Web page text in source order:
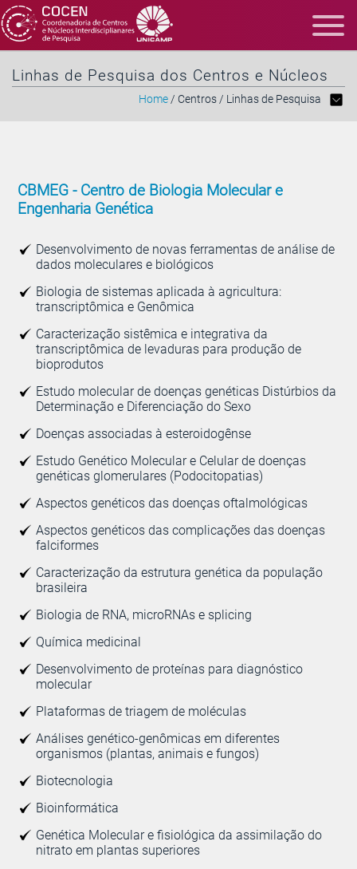
Linhas de Pesquisa dos Centros e Núcleos
Home/ Centros/ Linhas de Pesquisa
CBMEG -Centro de Biologia Molecular e
Engenharia Genética
Desenvolvimento de novas ferramentas de análise de
dados moleculares e biológicos
Biologia de sistemas aplicada à agricultura:
transcriptômica e Genômica
Caracterização sistêmica e integrativa da
transcriptômica de levaduras para produção de
bioprodutos
Estudo molecular de doenças genéticas Distúrbios da
Determinação e Diferenciação do Sexo
Doenças associadas à esteroidogênse
Estudo Genético Molecular e Celular de doenças
genéticas glomerulares (Podocitopatias)
Aspectos genéticos das doenças oftalmológicas
Aspectos genéticos das complicações das doenças
falciformes
Caracterização da estrutura genética da população
brasileira
Biologia de RNA, microRNAs e splicing
Química medicinal
Desenvolvimento de proteínas para diagnóstico
molecular
Plataformas de triagem de moléculas
Análises genético-genômicas em diferentes
organismos (plantas, animais e fungos)
Biotecnologia
Bioinformática
Genética Molecular e fisiológica da assimilação do
nitrato em plantas superiores